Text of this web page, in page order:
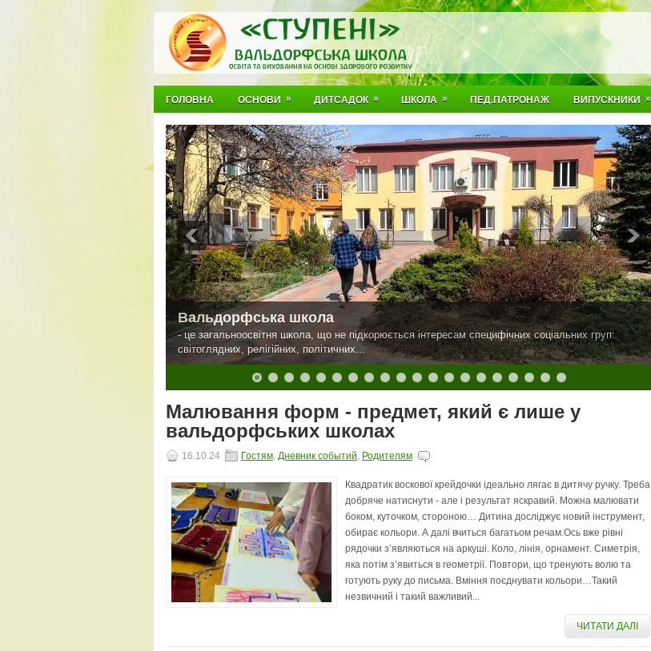
ГОЛОВНА ОСНОВИ » ДИТСАДОК » ШКОЛА » ПЕД.ПАТРОНАЖ ВИПУСКНИКИ »
Вальдорфська школа
- це загальноосвітня школа, що не підкорюється інтересам специфічних соціальних груп:
світоглядних, релігійних, політичних...
Малювання форм - предмет, який є лише у
вальдорфських школах
16.10.24 Гостям, Дневник событий, Родителям
Квадратик воскової крейдочки ідеально лягає в дитячу ручку. Треба
добряче натиснути - але і результат яскравий. Можна малювати
боком, куточком, стороною… Дитина досліджує новий інструмент,
обирає кольори. А далі вчиться багатьом речам.Ось вже рівні
рядочки зʼявляються на аркуші. Коло, лінія, орнамент. Симетрія,
яка потім зʼявиться в геометрії. Повтори, що тренують волю та
готують руку до письма. Вміння поєднувати кольори…Такий
незвичний і такий важливий...
ЧИТАТИ ДАЛІ